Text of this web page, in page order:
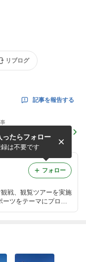
リブログ
記事を報告する
グッドウッドフェス
ルオブスピード観戦ツ
２）
戦、観覧ツアーを実施
ツをテーマにプロの
ったらフォロー
は不要です
フォロー